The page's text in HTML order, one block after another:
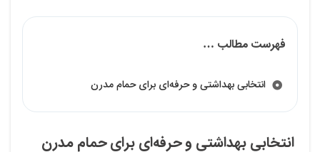
فهرست مطالب …
انتخابی بهداشتی و حرفه‌ای برای حمام مدرن
انتخابی بهداشتی و حرفه‌ای برای حمام مدرن